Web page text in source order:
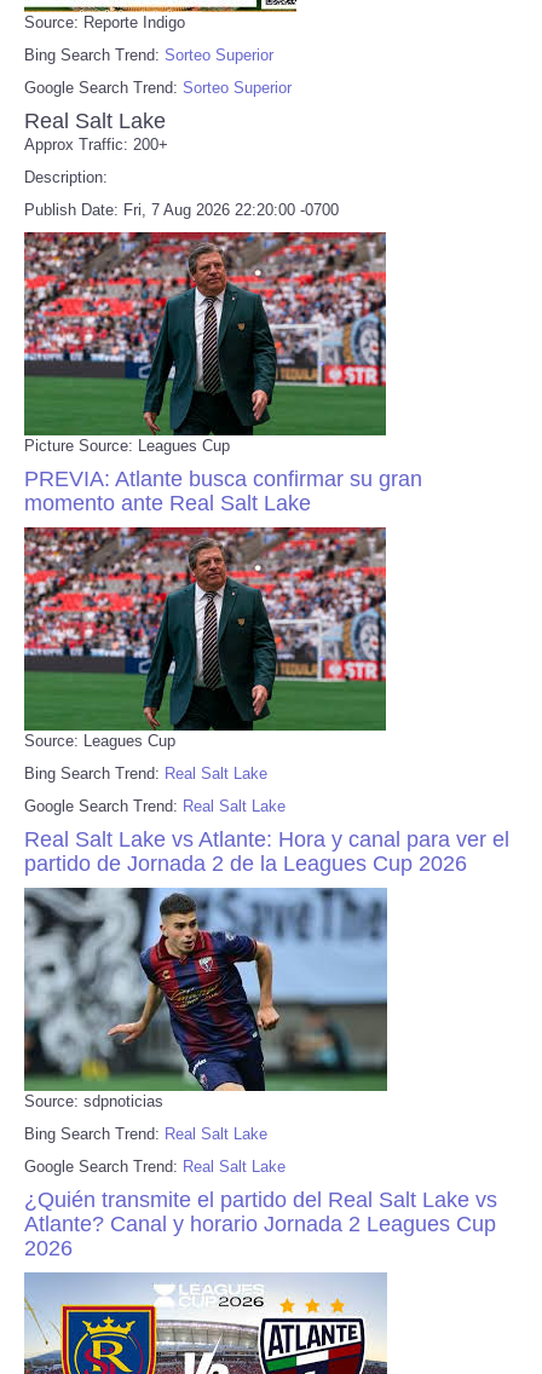
Source: Reporte Indigo
Bing Search Trend: Sorteo Superior
Google Search Trend: Sorteo Superior
Real Salt Lake
Approx Traffic: 200+
Description:
Publish Date: Fri, 7 Aug 2026 22:20:00 -0700
Picture Source: Leagues Cup
PREVIA: Atlante busca confirmar su gran
momento ante Real Salt Lake
Source: Leagues Cup
Bing Search Trend: Real Salt Lake
Google Search Trend: Real Salt Lake
Real Salt Lake vs Atlante: Hora y canal para ver el
partido de Jornada 2 de la Leagues Cup 2026
Source: sdpnoticias
Bing Search Trend: Real Salt Lake
Google Search Trend: Real Salt Lake
¿Quién transmite el partido del Real Salt Lake vs
Atlante? Canal y horario Jornada 2 Leagues Cup
2026